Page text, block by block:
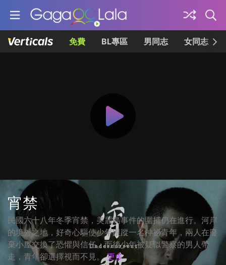
免費 BL專區 男同志 女同志
宵禁
民國六十八年冬季宵禁，美麗島事件的圍捕仍在進行。河岸
的境外之地，好奇心驅使少年跟蹤一名神祕青年，兩人在廢
棄小屋交換了恐懼與信任。而後少年被疑似警察的男人帶
走，青年卻選擇視而不見。 更多